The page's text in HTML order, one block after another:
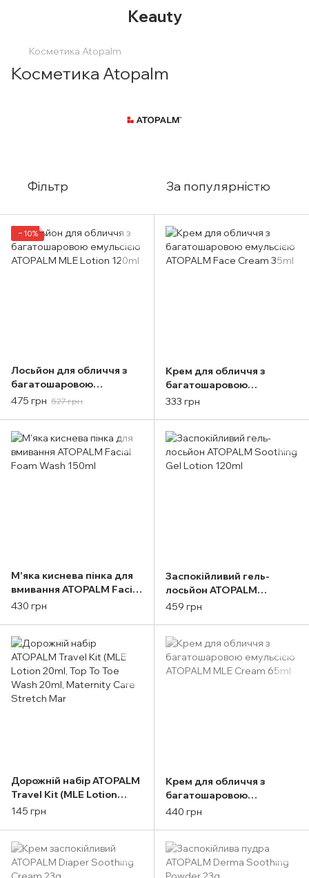
Keauty
Косметика Atopalm
Косметика Atopalm
Фільтр За популярністю
−10%
Лосьйон для обличчя з
багатошаровою
емульсією ATOPALM MLE
475 грн 527 грн
Крем для обличчя з
багатошаровою
емульсією ATOPALM Face
333 грн
М'яка киснева пінка для
вмивання ATOPALM Facial
Foam Wash 150ml
430 грн
Заспокійливий гель-
лосьйон ATOPALM
Soothing Gel Lotion 120ml
459 грн
Дорожній набір ATOPALM
Travel Kit (MLE Lotion
20ml, Top To Toe Wash
145 грн
Крем для обличчя з
багатошаровою
емульсією ATOPALM MLE
440 грн